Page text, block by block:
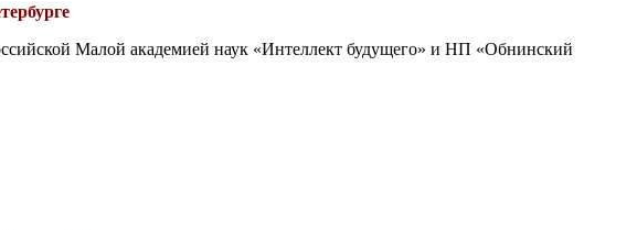
Малой академией наук «Интеллект будущего» и НП «Обнинский